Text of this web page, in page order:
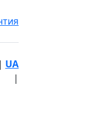
| UA
|